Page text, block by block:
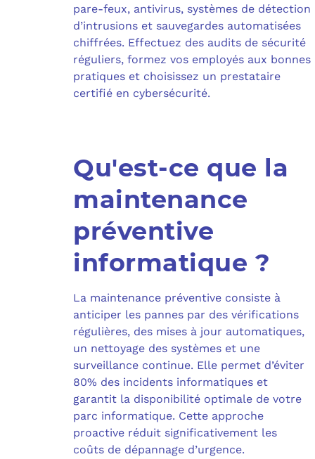
pare-feux, antivirus, systèmes de détection
d’intrusions et sauvegardes automatisées
chiffrées. Effectuez des audits de sécurité
réguliers, formez vos employés aux bonnes
pratiques et choisissez un prestataire
certifié en cybersécurité.
Qu'est-ce que la
maintenance
préventive
informatique ?
La maintenance préventive consiste à
anticiper les pannes par des vérifications
régulières, des mises à jour automatiques,
un nettoyage des systèmes et une
surveillance continue. Elle permet d’éviter
80% des incidents informatiques et
garantit la disponibilité optimale de votre
parc informatique. Cette approche
proactive réduit significativement les
coûts de dépannage d’urgence.